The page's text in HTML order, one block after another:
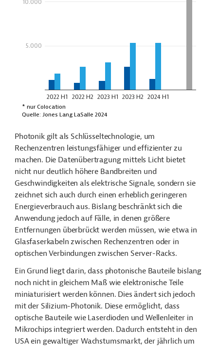
Photonik gilt als Schlüsseltechnologie, um
Rechenzentren leistungsfähiger und effizienter zu
machen. Die Datenübertragung mittels Licht bietet
nicht nur deutlich höhere Bandbreiten und
Geschwindigkeiten als elektrische Signale, sondern sie
zeichnet sich auch durch einen erheblich geringeren
Energieverbrauch aus. Bislang beschränkt sich die
Anwendung jedoch auf Fälle, in denen größere
Entfernungen überbrückt werden müssen, wie etwa in
Glasfaserkabeln zwischen Rechenzentren oder in
optischen Verbindungen zwischen Server-Racks.
Ein Grund liegt darin, dass photonische Bauteile bislang
noch nicht in gleichem Maß wie elektronische Teile
miniaturisiert werden können. Dies ändert sich jedoch
mit der Silizium-Photonik. Diese ermöglicht, dass
optische Bauteile wie Laserdioden und Wellenleiter in
Mikrochips integriert werden. Dadurch entsteht in den
USA ein gewaltiger Wachstumsmarkt, der jährlich um